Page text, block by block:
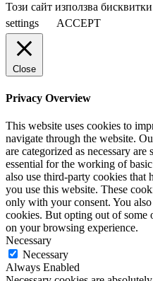
Този сайт използва
settings
ACCEPT
Close
Privacy Overview
This website uses cookies to
navigate through the website.
are categorized as necessary
essential for the working of
also use third-party cookies that
you use this website. These
only with your consent. You
cookies. But opting out of some
on your browsing experience.
Necessary
Necessary
Always Enabled